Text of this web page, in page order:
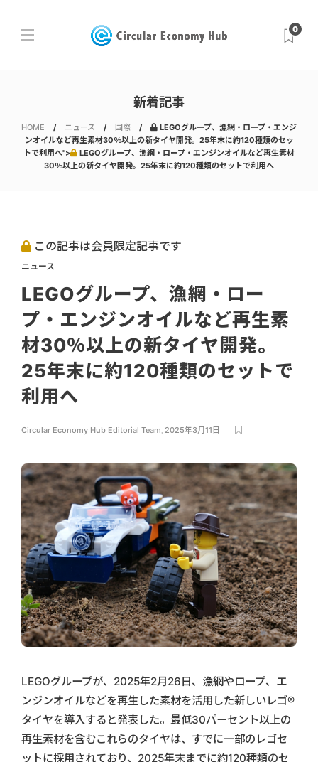
0
新着記事
HOME ニュース 国際
LEGOグループ、漁網・ロープ・エンジ
ンオイルなど再生素材30％以上の新タイヤ開発。25年末に約120種類のセッ
トで利用へ">
LEGOグループ、漁網・ロープ・エンジンオイルなど再生素材
30％以上の新タイヤ開発。25年末に約120種類のセットで利用へ
この記事は会員限定記事です
ニュース
LEGOグループ、漁網・ロー
プ・エンジンオイルなど再生素
材30％以上の新タイヤ開発。
25年末に約120種類のセットで
利用へ
Circular Economy Hub Editorial Team, 2025年3月11日
LEGOグループが、2025年2月26日、漁網やロープ、エ
ンジンオイルなどを再生した素材を活用した新しいレゴ®
タイヤを導入すると発表した。最低30パーセント以上の
再生素材を含むこれらのタイヤは、すでに一部のレゴセ
ットに採用されており、2025年末までに約120種類のセ